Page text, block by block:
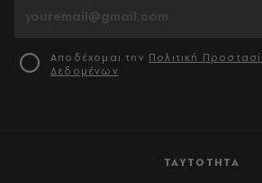
ΤΑΥΤΟΤΗΤΑ
Αποδέχομαι την Πολιτική
Δεδομένων